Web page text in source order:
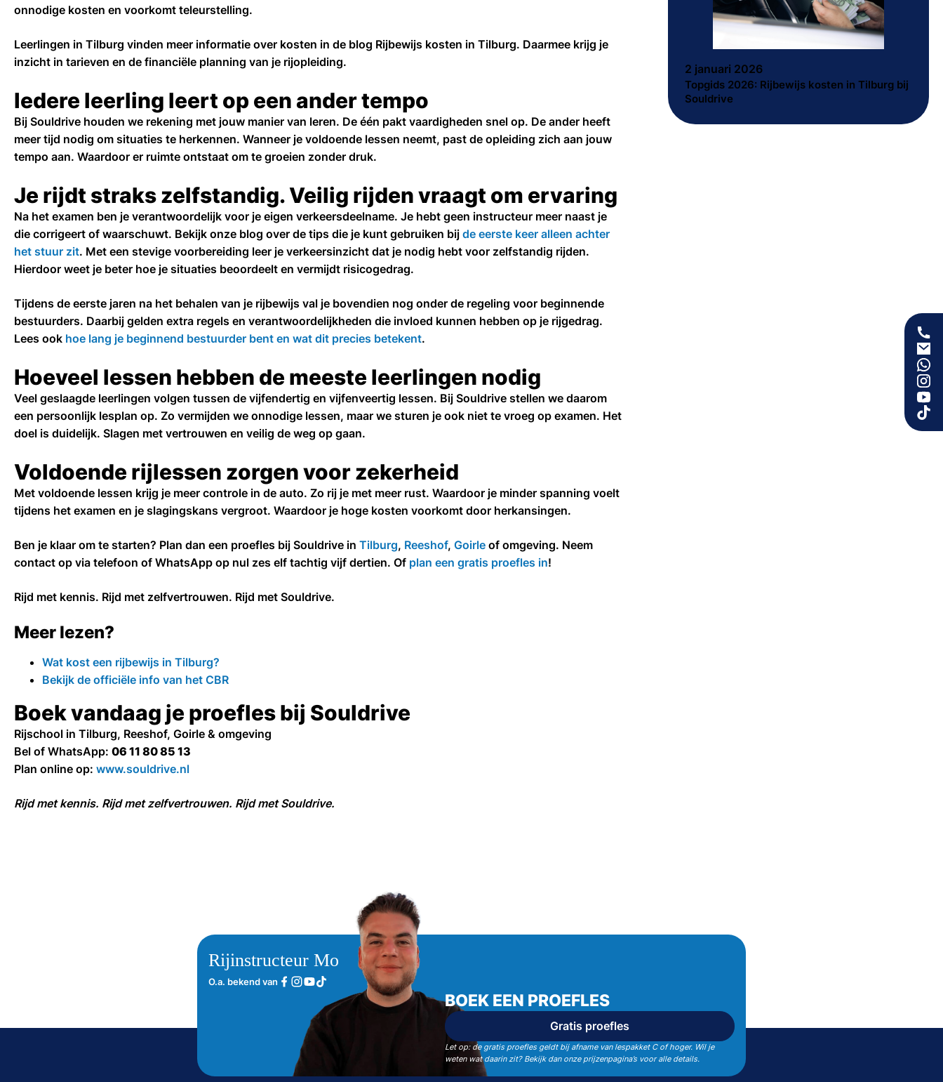
onnodige kosten en voorkomt teleurstelling.
Leerlingen in Tilburg vinden meer informatie over kosten in de blog Rijbewijs kosten in Tilburg. Daarmee krijg je
inzicht in tarieven en de financiële planning van je rijopleiding.
Iedere leerling leert op een ander tempo
Bij Souldrive houden we rekening met jouw manier van leren. De één pakt vaardigheden snel op. De ander heeft
meer tijd nodig om situaties te herkennen. Wanneer je voldoende lessen neemt, past de opleiding zich aan jouw
tempo aan. Waardoor er ruimte ontstaat om te groeien zonder druk.
Je rijdt straks zelfstandig. Veilig rijden vraagt om ervaring
Na het examen ben je verantwoordelijk voor je eigen verkeersdeelname. Je hebt geen instructeur meer naast je
die corrigeert of waarschuwt. Bekijk onze blog over de tips die je kunt gebruiken bij de eerste keer alleen achter
het stuur zit. Met een stevige voorbereiding leer je verkeersinzicht dat je nodig hebt voor zelfstandig rijden.
Hierdoor weet je beter hoe je situaties beoordeelt en vermijdt risicogedrag.
Tijdens de eerste jaren na het behalen van je rijbewijs val je bovendien nog onder de regeling voor beginnende
bestuurders. Daarbij gelden extra regels en verantwoordelijkheden die invloed kunnen hebben op je rijgedrag.
Lees ook hoe lang je beginnend bestuurder bent en wat dit precies betekent.
Hoeveel lessen hebben de meeste leerlingen nodig
Veel geslaagde leerlingen volgen tussen de vijfendertig en vijfenveertig lessen. Bij Souldrive stellen we daarom
een persoonlijk lesplan op. Zo vermijden we onnodige lessen, maar we sturen je ook niet te vroeg op examen. Het
doel is duidelijk. Slagen met vertrouwen en veilig de weg op gaan.
Voldoende rijlessen zorgen voor zekerheid
Met voldoende lessen krijg je meer controle in de auto. Zo rij je met meer rust. Waardoor je minder spanning voelt
tijdens het examen en je slagingskans vergroot. Waardoor je hoge kosten voorkomt door herkansingen.
Ben je klaar om te starten? Plan dan een proefles bij Souldrive in Tilburg, Reeshof, Goirle of omgeving. Neem
contact op via telefoon of WhatsApp op nul zes elf tachtig vijf dertien. Of plan een gratis proefles in!
Rijd met kennis. Rijd met zelfvertrouwen. Rijd met Souldrive.
Meer lezen?
Wat kost een rijbewijs in Tilburg?
Bekijk de officiële info van het CBR
Boek vandaag je proefles bij Souldrive
Rijschool in Tilburg, Reeshof, Goirle & omgeving
Bel of WhatsApp: 06 11 80 85 13
Plan online op: www.souldrive.nl
Rijd met kennis. Rijd met zelfvertrouwen. Rijd met Souldrive.
2 januari 2026
Topgids 2026: Rijbewijs kosten in Tilburg bij
Souldrive
Rijinstructeur Mo
O.a. bekend van
BOEK EEN PROEFLES
Gratis proefles
Let op: de gratis proefles geldt bij afname van lespakket C of hoger. Wil je
weten wat daarin zit? Bekijk dan onze prijzenpagina’s voor alle details.